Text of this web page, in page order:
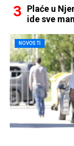
Plaće u
ide sve
NOVOSTI